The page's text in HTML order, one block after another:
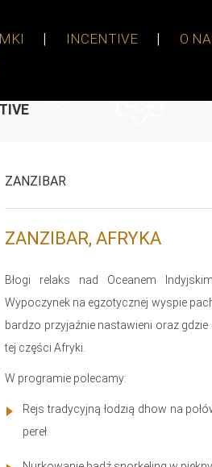
INCENTIVE
O
ZANZIBAR
ZANZIBAR, AFRYKA
Błogi relaks nad Oceanem
Wypoczynek na egzotycznej wyspie
bardzo przyjaźnie nastawieni oraz
tej części Afryki.
W programie polecamy:
Rejs tradycyjną łodzią dhow na
pereł.